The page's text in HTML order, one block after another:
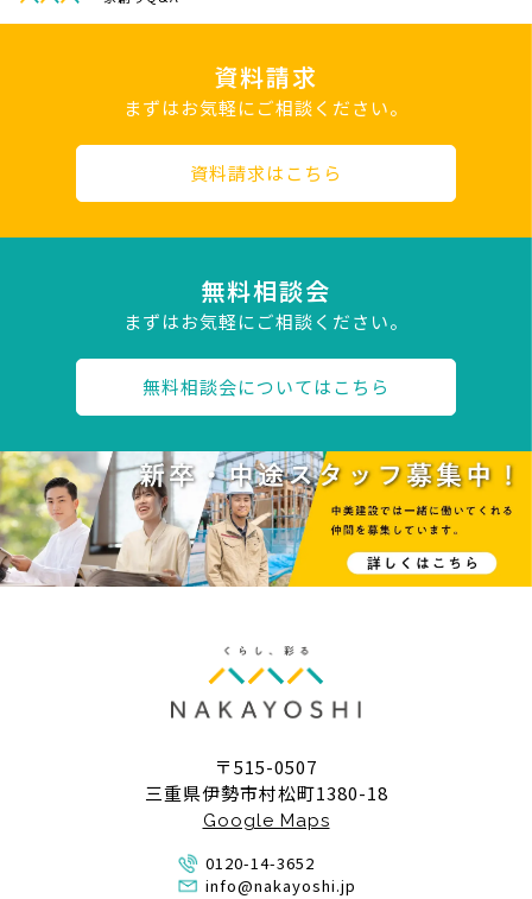
資料請求
まずはお気軽にご相談ください。
資料請求はこちら
無料相談会
まずはお気軽にご相談ください。
無料相談会についてはこちら
〒515-0507
三重県伊勢市村松町1380-18
Google Maps
0120-14-3652
info@nakayoshi.jp